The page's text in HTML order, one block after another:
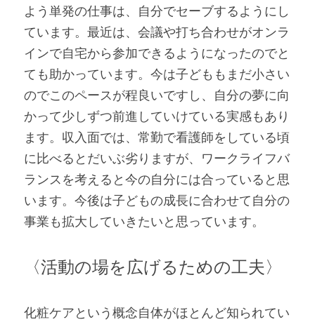
よう単発の仕事は、自分でセーブするようにし
ています。最近は、会議や打ち合わせがオンラ
インで自宅から参加できるようになったのでと
ても助かっています。今は子どももまだ小さい
のでこのペースが程良いですし、自分の夢に向
かって少しずつ前進していけている実感もあり
ます。収入面では、常勤で看護師をしている頃
に比べるとだいぶ劣りますが、ワークライフバ
ランスを考えると今の自分には合っていると思
います。今後は子どもの成長に合わせて自分の
事業も拡大していきたいと思っています。
〈活動の場を広げるための工夫〉
化粧ケアという概念自体がほとんど知られてい